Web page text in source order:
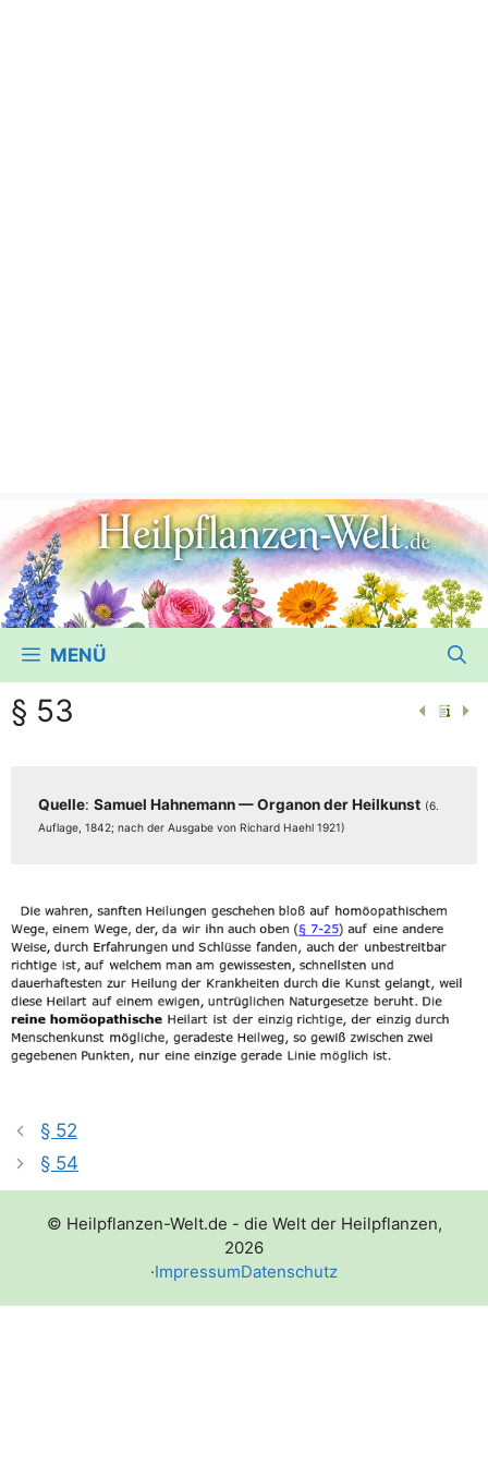
MENÜ
§ 53
Quel­le: Samu­el Hah­ne­mann — Orga­non der Heil­kunst (6.
Auf­la­ge, 1842; nach der Aus­ga­be von Richard Haehl 1921)
§ 52
§ 54
© Heilpflanzen-Welt.de - die Welt der Heilpflanzen,
2026
·ImpressumDatenschutz